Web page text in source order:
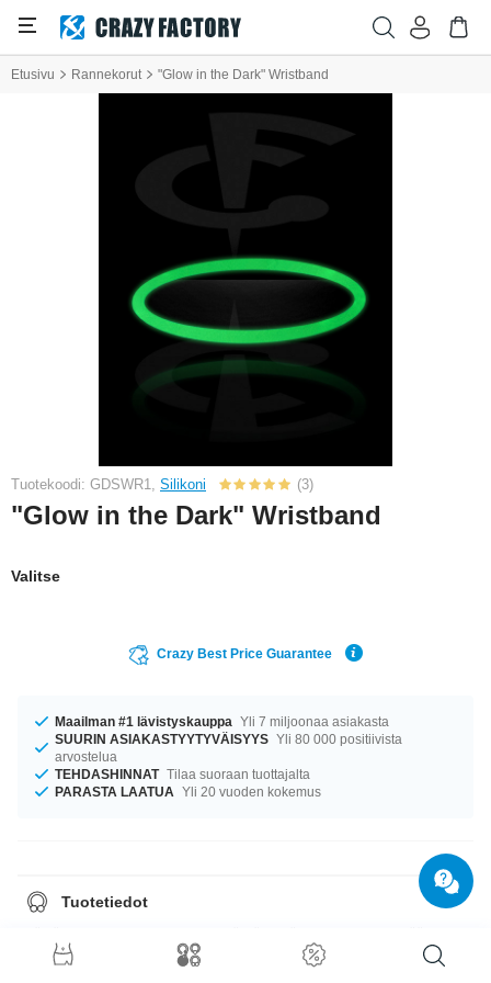
Etusivu Rannekorut "Glow in the Dark" Wristband
Tuotekoodi: GDSWR1, Silikoni (3)
"Glow in the Dark" Wristband
Valitse
Crazy Best Price Guarantee
Maailman #1 lävistyskauppa Yli 7 miljoonaa asiakasta
SUURIN ASIAKASTYYTYVÄISYYS Yli 80 000 positiivista
arvostelua
TEHDASHINNAT Tilaa suoraan tuottajalta
PARASTA LAATUA Yli 20 vuoden kokemus
Tuotetiedot
oikeuksiinsa siis paitsi yön tunteina, myös kaltaisessaan seurassa. Monta
eri väriä!